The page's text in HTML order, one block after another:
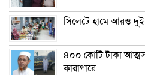
সিলেটে হামে আরও
৪০০ কোটি টাকা
কারাগারে